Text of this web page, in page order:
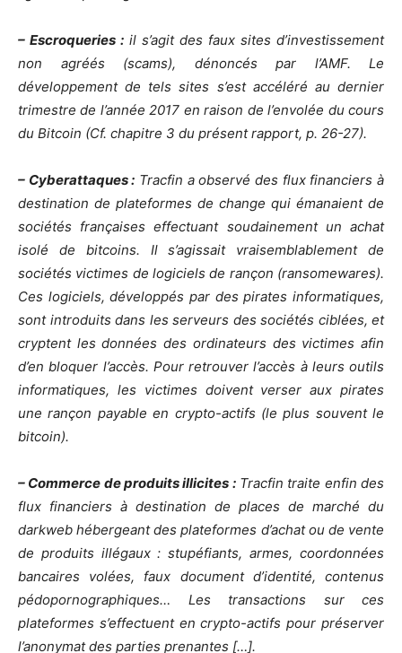
– Escroqueries : il s’agit des faux sites d’investissement
non agréés (scams), dénoncés par l’AMF. Le
développement de tels sites s’est accéléré au dernier
trimestre de l’année 2017 en raison de l’envolée du cours
du Bitcoin (Cf. chapitre 3 du présent rapport, p. 26-27).
– Cyberattaques : Tracfin a observé des flux financiers à
destination de plateformes de change qui émanaient de
sociétés françaises effectuant soudainement un achat
isolé de bitcoins. Il s’agissait vraisemblablement de
sociétés victimes de logiciels de rançon (ransomewares).
Ces logiciels, développés par des pirates informatiques,
sont introduits dans les serveurs des sociétés ciblées, et
cryptent les données des ordinateurs des victimes afin
d’en bloquer l’accès. Pour retrouver l’accès à leurs outils
informatiques, les victimes doivent verser aux pirates
une rançon payable en crypto-actifs (le plus souvent le
bitcoin).
– Commerce de produits illicites :Tracfin traite enfin des
flux financiers à destination de places de marché du
darkweb hébergeant des plateformes d’achat ou de vente
de produits illégaux : stupéfiants, armes, coordonnées
bancaires volées, faux document d’identité, contenus
pédopornographiques… Les transactions sur ces
plateformes s’effectuent en crypto-actifs pour préserver
l’anonymat des parties prenantes […].